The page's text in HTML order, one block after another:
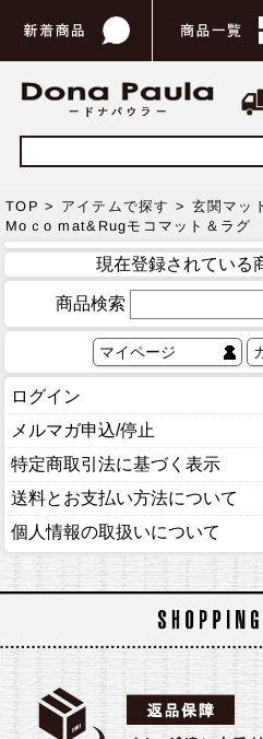
TOP > アイテムで探す > 玄関マッ
Moｃo mat&Rugモコマット＆ラグ
現在登録されている
商品検索
マイページ
ログイン
メルマガ申込/停止
特定商取引法に基づく表示
送料とお支払い方法について
個人情報の取扱いについて